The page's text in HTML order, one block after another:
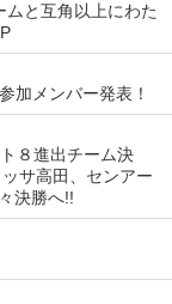
と互角以上にわた
加メンバー発表！
８進出チーム決
サ高田、センアー
決勝へ!!